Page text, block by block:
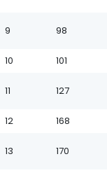
9 98
10 101
11 127
12 168
13 170